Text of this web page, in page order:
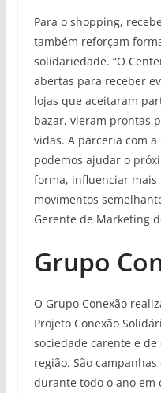
Para o shopping,
também reforçam
solidariedade. “O
abertas para receber
lojas que aceitaram
bazar, vieram prontas
vidas. A parceria com
podemos ajudar o
forma, influenciar mais
movimentos
Gerente de Marketing
Grupo
O Grupo Conexão
Projeto Conexão
sociedade carente e
região. São
durante todo o ano em